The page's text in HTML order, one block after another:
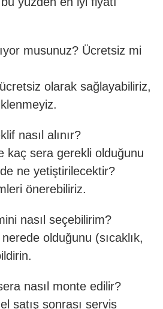
musunuz? Ücretsiz mi
olarak sağlayabiliriz,
nasıl alınır?
kaç sera gerekli olduğunu
ne yetiştirilecektir?
önerebiliriz.
nasıl seçebilirim?
olduğunu (sıcaklık,
nasıl monte edilir?
satış sonrası servis